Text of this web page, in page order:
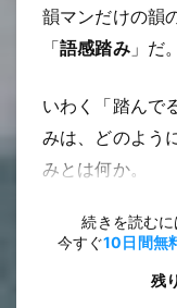
韻マンだけの韻
「語感踏み」だ。
いわく「踏んで
みは、どのよう
みとは何か。
続きを読むに
今すぐ10日間無
残